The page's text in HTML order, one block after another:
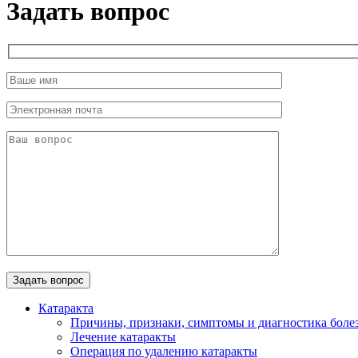
Задать вопрос
Катаракта
Причины, признаки, симптомы и диагностика
Лечение катаракты
Операция по удалению катаракты